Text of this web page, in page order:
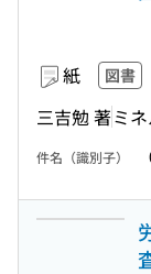
紙 図書
三吉勉 著ミ
件名（識別子）